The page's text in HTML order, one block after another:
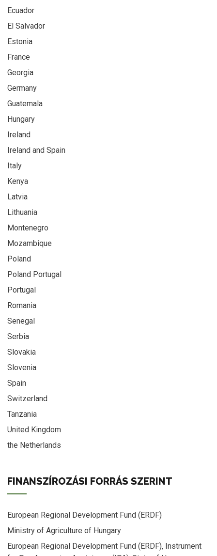
Ecuador
El Salvador
Estonia
France
Georgia
Germany
Guatemala
Hungary
Ireland
Ireland and Spain
Italy
Kenya
Latvia
Lithuania
Montenegro
Mozambique
Poland
Poland Portugal
Portugal
Romania
Senegal
Serbia
Slovakia
Slovenia
Spain
Switzerland
Tanzania
United Kingdom
the Netherlands
FINANSZÍROZÁSI FORRÁS SZERINT
European Regional Development Fund (ERDF)
Ministry of Agriculture of Hungary
European Regional Development Fund (ERDF), Instrument